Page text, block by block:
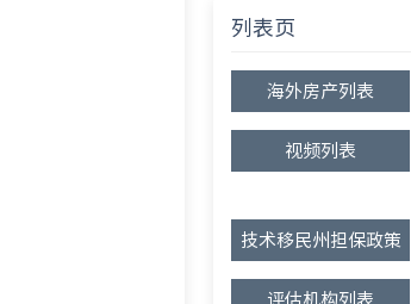
列表页
海外房产列表
视频列表
技术移民州担保政策
评估机构列表